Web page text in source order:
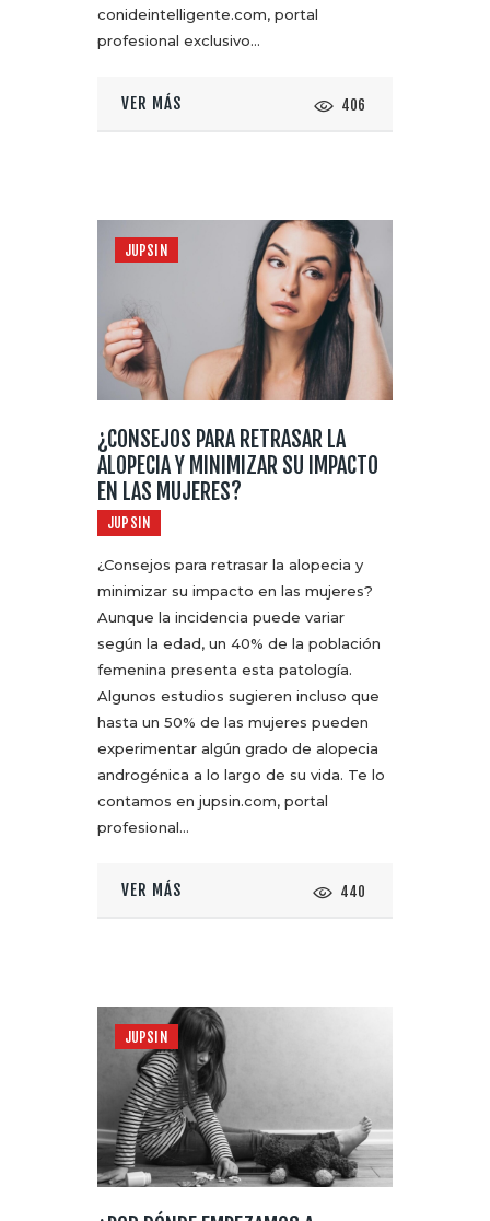
conideintelligente.com, portal
profesional exclusivo…
VER MÁS 406
JUPSIN
¿CONSEJOS PARA RETRASAR LA
ALOPECIA Y MINIMIZAR SU IMPACTO
EN LAS MUJERES?
JUPSIN
¿Consejos para retrasar la alopecia y
minimizar su impacto en las mujeres?
Aunque la incidencia puede variar
según la edad, un 40% de la población
femenina presenta esta patología.
Algunos estudios sugieren incluso que
hasta un 50% de las mujeres pueden
experimentar algún grado de alopecia
androgénica a lo largo de su vida. Te lo
contamos en jupsin.com, portal
profesional…
VER MÁS 440
JUPSIN